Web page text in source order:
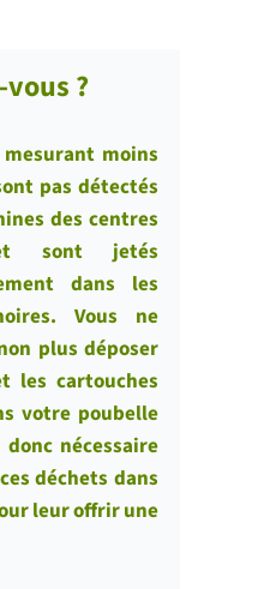
?
moins
pas détectés
des centres
sont jetés
dans les
Vous ne
plus déposer
les cartouches
votre poubelle
nécessaire
déchets dans
leur offrir une